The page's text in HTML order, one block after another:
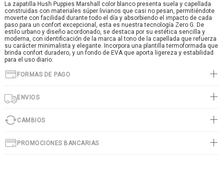
La zapatilla Hush Puppies Marshall color blanco presenta suela y capellada
construidas con materiales súper livianos que casi no pesan, permitiéndote
moverte con facilidad durante todo el día y absorbiendo el impacto de cada
paso para un confort excepcional, esta es nuestra tecnología Zero G. De
estilo urbano y diseño acordonado, se destaca por su estética sencilla y
moderna, con identificación de la marca al tono de la capellada que refuerza
su carácter minimalista y elegante. Incorpora una plantilla termoformada que
brinda confort duradero, y un fondo de EVA que aporta ligereza y estabilidad
para el uso diario.
FORMAS DE PAGO
ENVIOS
CAMBIOS
PROMOCIONES BANCARIAS